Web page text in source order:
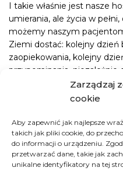
Zarządzaj
cookie
Aby zapewnić jak najlepsze
takich jak pliki cookie, do
do informacji o urządzeniu.
przetwarzać dane, takie jak
unikalne identyfikatory na tej
I takie właśnie jest nasze
umierania, ale życia w
możemy naszym
Ziemi dostać: kolejny dzień
zaopiekowania, kolejny
przypominania, niezależnie
każdy zasługuje na troskę,
Wam za to dziękujemy…
Gdyby ktoś chciał
właśnie taki dzień, to
Wasze wsparcie to kolejne
naszych pacjentów